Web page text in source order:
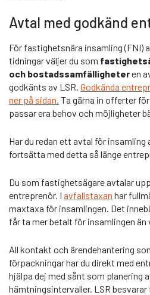
Avtal med godkänd
För fastighetsnära insamling (FNI)
tidningar väljer du som
och bostadssamfälligheteren
godkänts av LSR. Godkända
ner på sidan. Ta gärna in offerter
passar era behov och möjligheter
Har du redan ett avtal för insamling
fortsätta med detta så länge
Du som fastighetsägare avtalar
entreprenör. I avfallstaxan har
maxtaxa för insamlingen. Det
får ta mer betalt för insamlingen än
All kontakt och ärendehantering
förpackningar har du direkt med
hjälpa dej med sånt som planering
hämtningsintervaller. LSR